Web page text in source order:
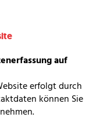
auf
erfolgt durch
können Sie